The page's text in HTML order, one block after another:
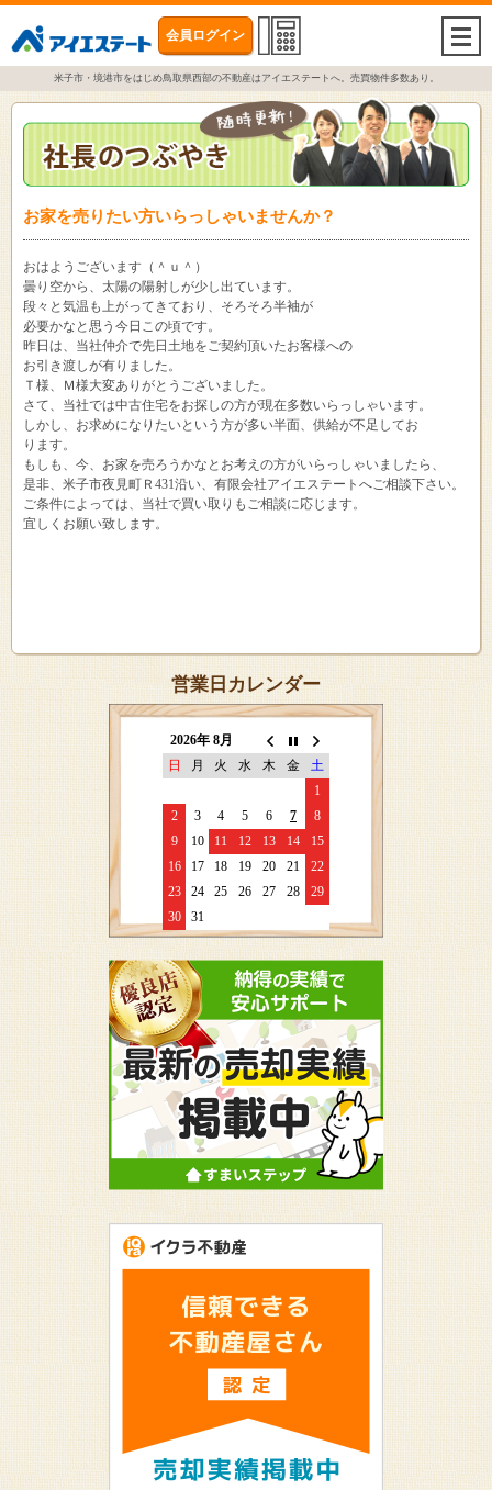
会員ログイン
米子市・境港市をはじめ鳥取県西部の不動産はアイエステートへ。売買物件多数あり。
お家を売りたい方いらっしゃいませんか？
おはようございます（＾ｕ＾）
曇り空から、太陽の陽射しが少し出ています。
段々と気温も上がってきており、そろそろ半袖が
必要かなと思う今日この頃です。
昨日は、当社仲介で先日土地をご契約頂いたお客様への
お引き渡しが有りました。
Ｔ様、Ｍ様大変ありがとうございました。
さて、当社では中古住宅をお探しの方が現在多数いらっしゃいます。
しかし、お求めになりたいという方が多い半面、供給が不足してお
ります。
もしも、今、お家を売ろうかなとお考えの方がいらっしゃいましたら、
是非、米子市夜見町Ｒ431沿い、有限会社アイエステートへご相談下さい。
ご条件によっては、当社で買い取りもご相談に応じます。
宜しくお願い致します。
営業日カレンダー
2026年 8月
日
月 火 水 木 金
土
1
2
3 4 5 6 7
8
9
10 11 12 13 14
15
16
17 18 19 20 21
22
23
24 25 26 27 28
29
30
31